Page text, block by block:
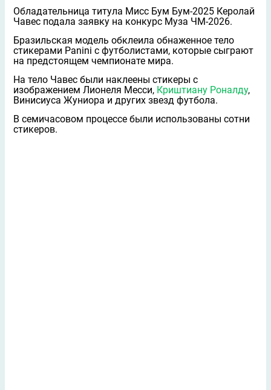
Обладательница титула Мисс Бум Бум-2025 Керолай
Чавес подала заявку на конкурс Муза ЧМ-2026.
Бразильская модель обклеила обнаженное тело
стикерами Panini с футболистами, которые сыграют
на предстоящем чемпионате мира.
На тело Чавес были наклеены стикеры с
изображением Лионеля Месси, Криштиану Роналду,
Винисиуса Жуниора и других звезд футбола.
В семичасовом процессе были использованы сотни
стикеров.